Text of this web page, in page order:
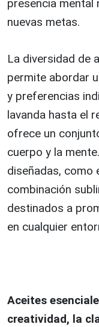
presencia mental
nuevas metas.
La diversidad de
permite abordar
y preferencias
lavanda hasta el
ofrece un
cuerpo y la
diseñadas, como
combinación
destinados a
en cualquier
Aceites
creatividad, la